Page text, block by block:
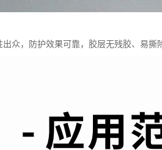
众，防护效果可靠，胶层无残胶、易撕